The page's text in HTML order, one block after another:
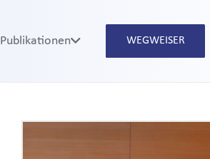
Publikationen WEGWEISER